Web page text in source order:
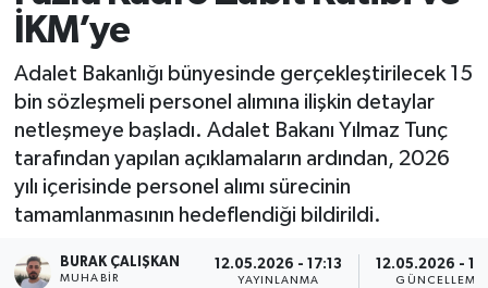
İKM’ye
Adalet Bakanlığı bünyesinde gerçekleştirilecek 15
bin sözleşmeli personel alımına ilişkin detaylar
netleşmeye başladı. Adalet Bakanı Yılmaz Tunç
tarafından yapılan açıklamaların ardından, 2026
yılı içerisinde personel alımı sürecinin
tamamlanmasının hedeflendiği bildirildi.
BURAK ÇALIŞKAN
MUHABIR
12.05.2026 - 17:13
YAYINLANMA
12.05.2026 -
GÜNCELLEME
Son Dakika Haberleri
Haber Arşivi